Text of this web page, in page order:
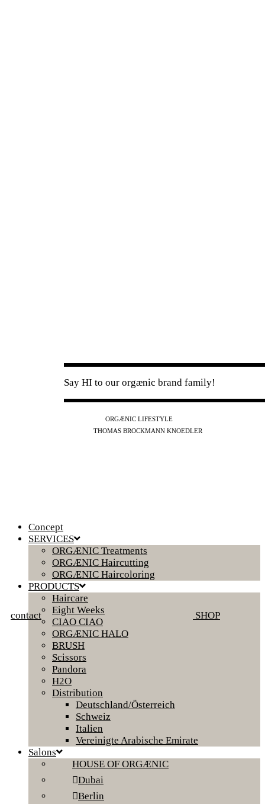
Say HI to our orgænic brand family!
ORGÆNIC LIFESTYLE
THOMAS BROCKMANN KNOEDLER
contact SHOP
Concept
SERVICES
ORGÆNIC Treatments
ORGÆNIC Haircutting
ORGÆNIC Haircoloring
PRODUCTS
Haircare
Eight Weeks
CIAO CIAO
ORGÆNIC HALO
BRUSH
Scissors
Pandora
H2O
Distribution
Deutschland/Österreich
Schweiz
Italien
Vereinigte Arabische Emirate
Salons
HOUSE OF ORGÆNIC
Dubai
Berlin